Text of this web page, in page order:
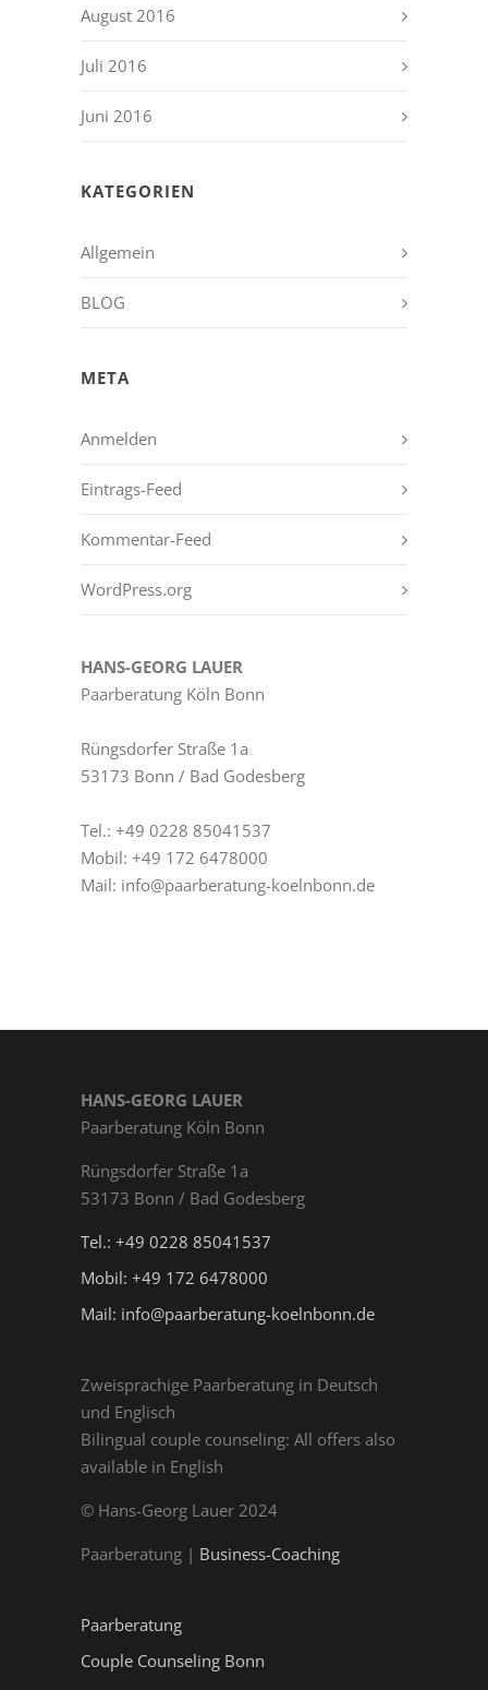
August 2016
Juli 2016
Juni 2016
KATEGORIEN
Allgemein
BLOG
META
Anmelden
Eintrags-Feed
Kommentar-Feed
WordPress.org
HANS-GEORG LAUER
Paarberatung Köln Bonn
Rüngs­dor­fer Straße 1a
53173 Bonn / Bad Godesberg
Tel.: +49 0228 85041537
Mobil: +49 172 6478000
Mail: info@paarberatung-koelnbonn.de
HANS-GEORG LAUER
Paarberatung Köln Bonn
Rüngs­dor­fer Straße 1a
53173 Bonn / Bad Godesberg
Tel.: +49 0228 85041537
Mobil: +49 172 6478000
Mail: info@paarberatung-koelnbonn.de
Zweisprachige Paarberatung in Deutsch
und Englisch
Bilingual couple counseling: All offers also
available in English
© Hans-Georg Lauer 2024
Paarberatung | Business-Coaching
Paarberatung
Couple Counseling Bonn